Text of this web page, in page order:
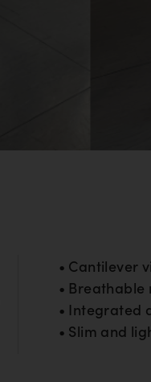
• Cantilever
•
• Integrated
• Slim and